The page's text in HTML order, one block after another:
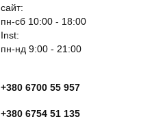
сайт:
пн-сб 10:00 - 18:00
Inst:
пн-нд 9:00 - 21:00
+380 6700 55 957
+380 6754 51 135